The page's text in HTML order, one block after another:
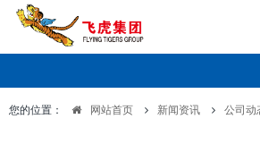
您的位置： 网站首页 新闻资讯 公司动